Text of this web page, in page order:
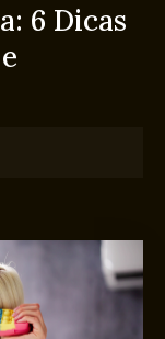
6 Dicas